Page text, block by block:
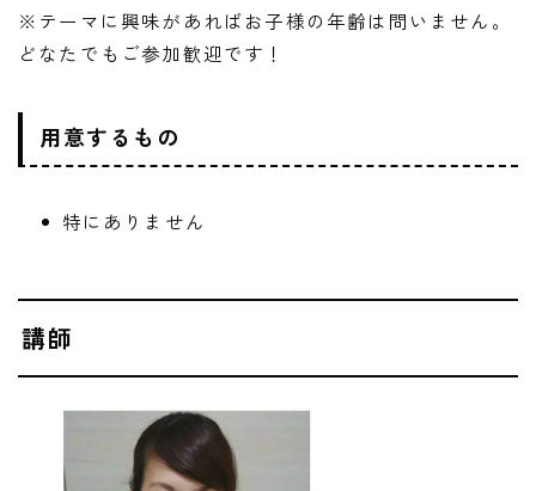
※テーマに興味があればお子様の年齢は問いません。
どなたでもご参加歓迎です！
用意するもの
特にありません
講師